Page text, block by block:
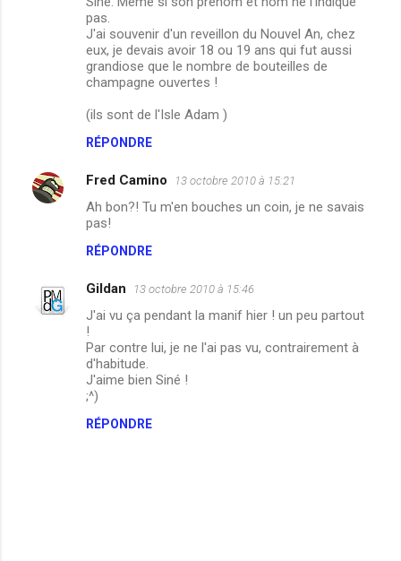
r
e
pas.
J'ai souvenir d'un reveillon du Nouvel An, chez
eux, je devais avoir 18 ou 19 ans qui fut aussi
grandiose que le nombre de bouteilles de
champagne ouvertes !
(ils sont de l'Isle Adam )
RÉPONDRE
Fred Camino 13 octobre 2010 à 15:21
Ah bon?! Tu m'en bouches un coin, je ne savais
pas!
RÉPONDRE
Gildan 13 octobre 2010 à 15:46
J'ai vu ça pendant la manif hier ! un peu partout
!
Par contre lui, je ne l'ai pas vu, contrairement à
d'habitude.
J'aime bien Siné !
;^)
RÉPONDRE